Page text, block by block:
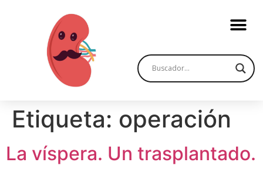
Etiqueta: operación
La víspera. Un trasplantado.